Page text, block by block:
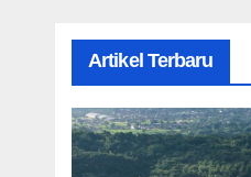
Artikel Terbaru